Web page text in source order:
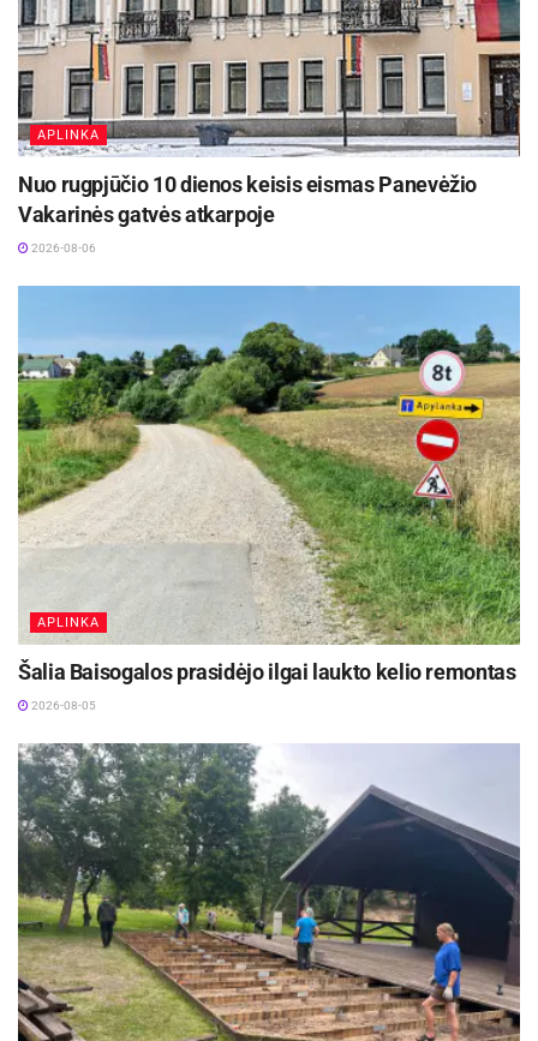
APLINKA
Nuo rugpjūčio 10 dienos keisis eismas Panevėžio
Vakarinės gatvės atkarpoje
2026-08-06
APLINKA
Šalia Baisogalos prasidėjo ilgai laukto kelio remontas
2026-08-05